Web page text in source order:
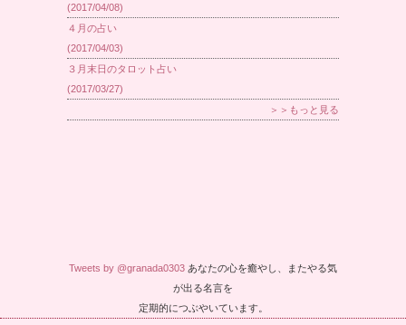
(2017/04/08)
４月の占い
(2017/04/03)
３月末日のタロット占い
(2017/03/27)
＞＞もっと見る
Tweets by @granada0303 あなたの心を癒やし、またやる気
が出る名言を
定期的につぶやいています。